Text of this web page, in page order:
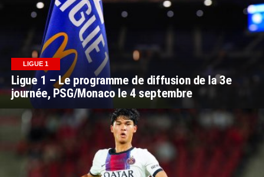
LIGUE 1
Ligue 1 – Le programme de diffusion de la 3e
journée, PSG/Monaco le 4 septembre